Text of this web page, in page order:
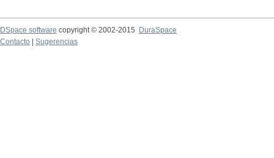
DSpace software copyright © 2002-2015
DuraSpace
Contacto
Sugerencias